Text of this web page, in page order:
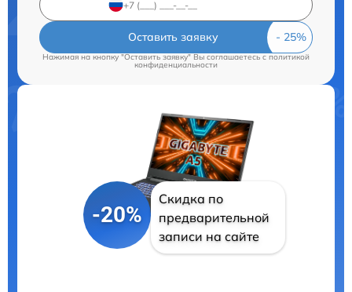
Оставить заявку
Нажимая на кнопку "Оставить заявку" Вы соглашаетесь c политикой
конфиденциальности
-20%
Скидка по
предварительной
записи на сайте